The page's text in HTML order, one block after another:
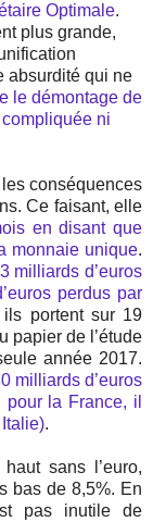
Optimale.
plus grande,
absurdité qui ne
le démontage de
ni
conséquences
Ce faisant, elle
en disant que
monnaie unique.
milliards d’euros
perdus par
ils portent sur 19
papier de l’étude
année 2017.
milliards d’euros
pour la France, il
.
sans l’euro,
bas de 8,5%. En
pas inutile de